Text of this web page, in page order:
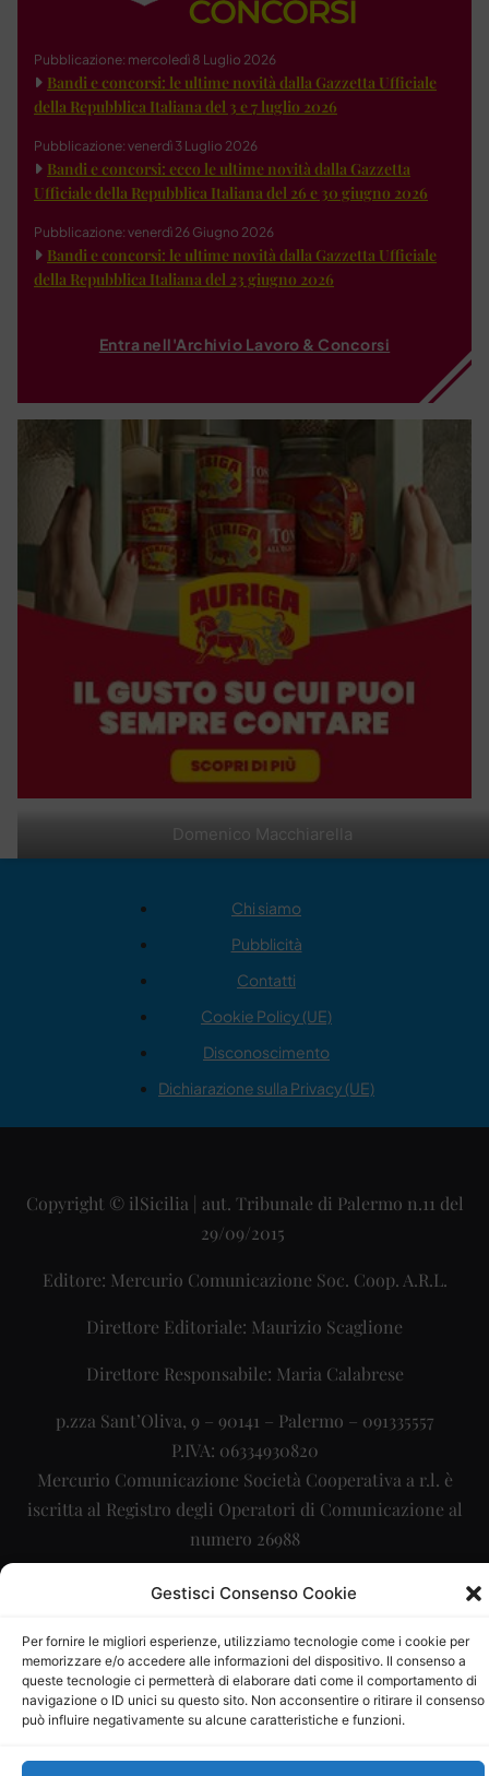
Gestisci Consenso Cookie
Per fornire le migliori esperienze, utilizziamo tecnologie come i cookie per
memorizzare e/o accedere alle informazioni del dispositivo. Il consenso a
queste tecnologie ci permetterà di elaborare dati come il comportamento di
navigazione o ID unici su questo sito. Non acconsentire o ritirare il consenso
può influire negativamente su alcune caratteristiche e funzioni.
Domenico Macchiarella
Pubblicazione: mercoledì 8 Luglio 2026
Bandi e concorsi: le ultime novità dalla Gazzetta Ufficiale
della Repubblica Italiana del 3 e 7 luglio 2026
Pubblicazione: venerdì 3 Luglio 2026
Bandi e concorsi: ecco le ultime novità dalla Gazzetta
Ufficiale della Repubblica Italiana del 26 e 30 giugno 2026
Pubblicazione: venerdì 26 Giugno 2026
Bandi e concorsi: le ultime novità dalla Gazzetta Ufficiale
della Repubblica Italiana del 23 giugno 2026
Entra nell'Archivio Lavoro & Concorsi
Chi siamo
Pubblicità
Contatti
Cookie Policy (UE)
Disconoscimento
Dichiarazione sulla Privacy (UE)
Copyright © ilSicilia | aut. Tribunale di Palermo n.11 del
29/09/2015
Editore: Mercurio Comunicazione Soc. Coop. A.R.L.
Direttore Editoriale: Maurizio Scaglione
Direttore Responsabile: Maria Calabrese
p.zza Sant’Oliva, 9 – 90141 – Palermo – 091335557
P.IVA: 06334930820
Mercurio Comunicazione Società Cooperativa a r.l. è
iscritta al Registro degli Operatori di Comunicazione al
numero 26988
Sito gestito daLa Digitale srl– info@ladigitale.it